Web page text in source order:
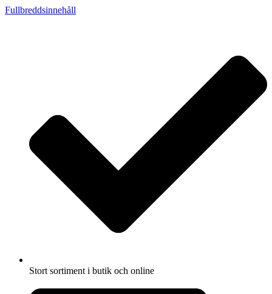
Fullbreddsinnehåll
Stort sortiment i butik och online